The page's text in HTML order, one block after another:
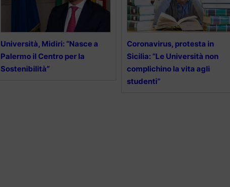
Università, Midiri: “Nasce a
Palermo il Centro per la
Sostenibilità”
Coronavirus, protesta in
Sicilia: “Le Università non
complichino la vita agli
studenti”